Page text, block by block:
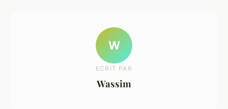
W
ECRIT PAR
Wassim